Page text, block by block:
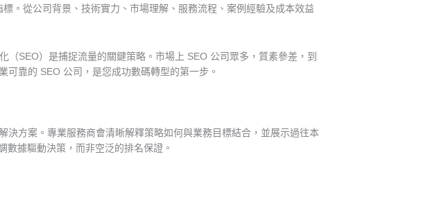
。從公司背景、技術實力、市場理解、服務流程、案例經驗及成本效益
SEO）是捕捉流量的關鍵策略。市場上 SEO 公司眾多，質素參差，到
可靠的 SEO 公司，是您成功數碼轉型的第一步。
決方案。專業服務商會清晰解釋策略如何與業務目標結合，並展示過往本
據驅動決策，而非空泛的排名保證。